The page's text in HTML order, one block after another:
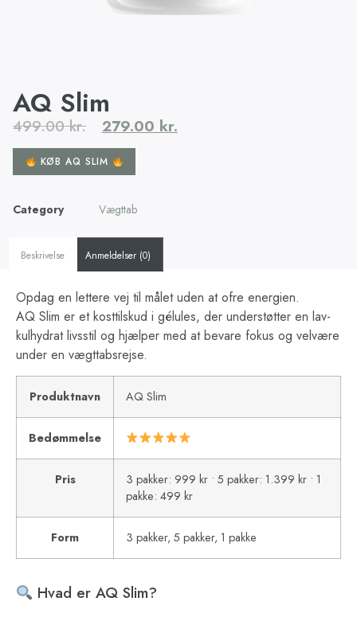
AQ Slim
499.00kr. 279.00 kr.
KØB AQ SLIM
Category Vægttab
Beskrivelse Anmeldelser (0)
Opdag en lettere vej til målet uden at ofre energien.
AQ Slim er et kosttilskud i gélules, der understøtter en lav-
kulhydrat livsstil og hjælper med at bevare fokus og velvære
under en vægttabsrejse.
Produktnavn AQ Slim
Bedømmelse
Pris
3 pakker: 999 kr • 5 pakker: 1.399 kr • 1
pakke: 499 kr
Form 3 pakker, 5 pakker, 1 pakke
Hvad er AQ Slim?